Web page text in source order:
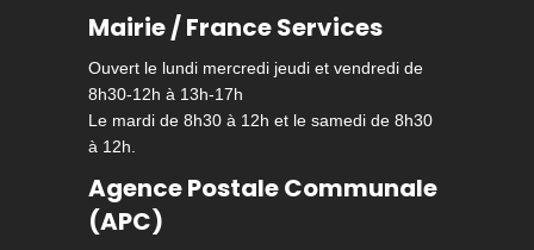
Mairie / France Services
Ouvert le lundi mercredi jeudi et vendredi de
8h30-12h à 13h-17h
Le mardi de 8h30 à 12h et le samedi de 8h30
à 12h.
Agence Postale Communale
(APC)